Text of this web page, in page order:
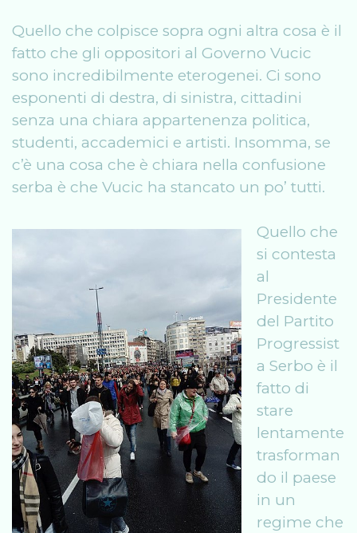
Quello che colpisce sopra ogni altra cosa è il
fatto che gli oppositori al Governo Vucic
sono incredibilmente eterogenei. Ci sono
esponenti di destra, di sinistra, cittadini
senza una chiara appartenenza politica,
studenti, accademici e artisti. Insomma, se
c’è una cosa che è chiara nella confusione
serba è che Vucic ha stancato un po’ tutti.
Quello che
si contesta
al
Presidente
del Partito
Progressist
a Serbo è il
fatto di
stare
lentamente
trasforman
do il paese
in un
regime che